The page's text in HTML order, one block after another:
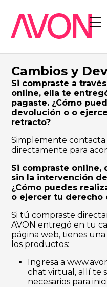
Cambios y
Si compraste a
online, ella te
pagaste. ¿Cómo
devolución o o
retracto?
Simplemente
directamente para
Si compraste online,
sin la intervención
¿Cómo puedes
o ejercer tu derecho
Si tú compraste
AVON entregó en tu
página web, tienes
los productos:
Ingresa a
chat virtual, allí te
necesarios para